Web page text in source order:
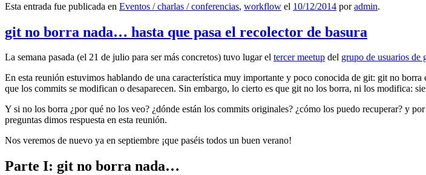
Esta entrada fue publicada en Eventos / charlas / conferencias, workflow el 10/12/2014 poradmin.
git no borra nada… hasta que pasa el recolector de basura
La semana pasada (el 21 de julio para ser más concretos) tuvo lugar el tercer meetup del grupo de usuarios de
En esta reunión estuvimos hablando de una característica muy importante y poco conocida de git: git no
que los commits se modifican o desaparecen. Sin embargo, lo cierto es que git no los borra, ni los modifica:
Y si no los borra ¿por qué no los veo? ¿dónde están los commits originales? ¿cómo los puedo recuperar? y
preguntas dimos respuesta en esta reunión.
Nos veremos de nuevo ya en septiembre ¡que paséis todos un buen verano!
Parte I: git no borra nada…